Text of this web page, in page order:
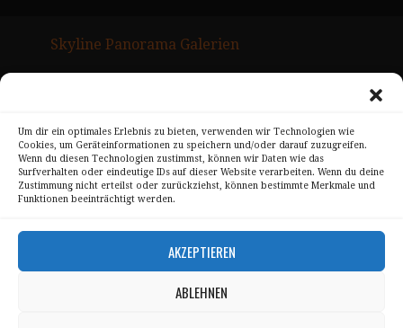
Um dir ein optimales Erlebnis zu bieten, verwenden wir Technologien wie
Cookies, um Geräteinformationen zu speichern und/oder darauf zuzugreifen.
Wenn du diesen Technologien zustimmst, können wir Daten wie das
Surfverhalten oder eindeutige IDs auf dieser Website verarbeiten. Wenn du deine
Zustimmung nicht erteilst oder zurückziehst, können bestimmte Merkmale und
Funktionen beeinträchtigt werden.
AKZEPTIEREN
ABLEHNEN
Skyline Panorama Galerien
Kontakt
Alle Bilder unterliegen dem Urheberrecht von
All pictures © 2008 – 2026 by